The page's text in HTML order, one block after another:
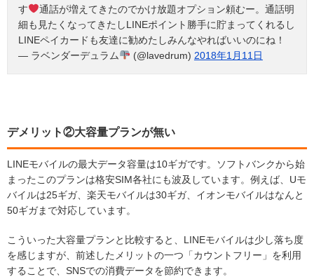
す
通話が増えてきたのでかけ放題オプション頼むー。通話明
細も見たくなってきたしLINEポイント勝手に貯まってくれるし
LINEペイカードも友達に勧めたしみんなやればいいのにね！
— ラベンダーデュラム
(@lavedrum) 2018年1月11日
デメリット②大容量プランが無い
LINEモバイルの最大データ容量は10ギガです。ソフトバンクから始
まったこのプランは格安SIM各社にも波及しています。例えば、Uモ
バイルは25ギガ、楽天モバイルは30ギガ、イオンモバイルはなんと
50ギガまで対応しています。
こういった大容量プランと比較すると、LINEモバイルは少し落ち度
を感じますが、前述したメリットの一つ「カウントフリー」を利用
することで、SNSでの消費データを節約できます。